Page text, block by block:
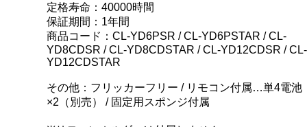
定格寿命：40000時間
保証期間：1年間
商品コード：CL-YD6PSR / CL-YD6PSTAR / CL-
YD8CDSR / CL-YD8CDSTAR / CL-YD12CDSR / CL-
YD12CDSTAR
その他：フリッカーフリー / リモコン付属…単4電池
×2（別売） / 固定用スポンジ付属